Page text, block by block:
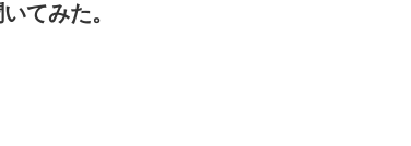
成できなかったからと言って…」サッカー日本代表・森保
てみた。